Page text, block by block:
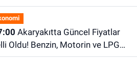
Hava Durumu
Oldu! Benzin, Motorin ve LPG
Kadar?